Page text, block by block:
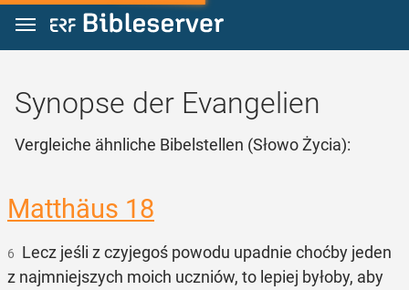
Zum Inhalt springen
Synopse der Evangelien
Vergleiche ähnliche Bibelstellen (Słowo Życia):
Matthäus 18
6 Lecz jeśli z czyjegoś powodu upadnie choćby jeden
z najmniejszych moich uczniów, to lepiej byłoby, aby